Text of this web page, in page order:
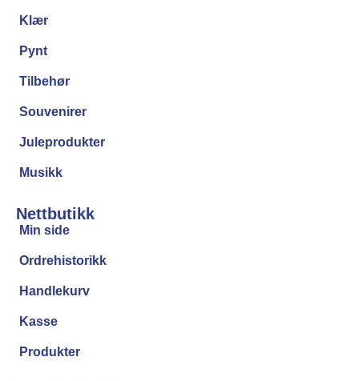
Klær
Pynt
Tilbehør
Souvenirer
Juleprodukter
Musikk
Nettbutikk
Min side
Ordrehistorikk
Handlekurv
Kasse
Produkter